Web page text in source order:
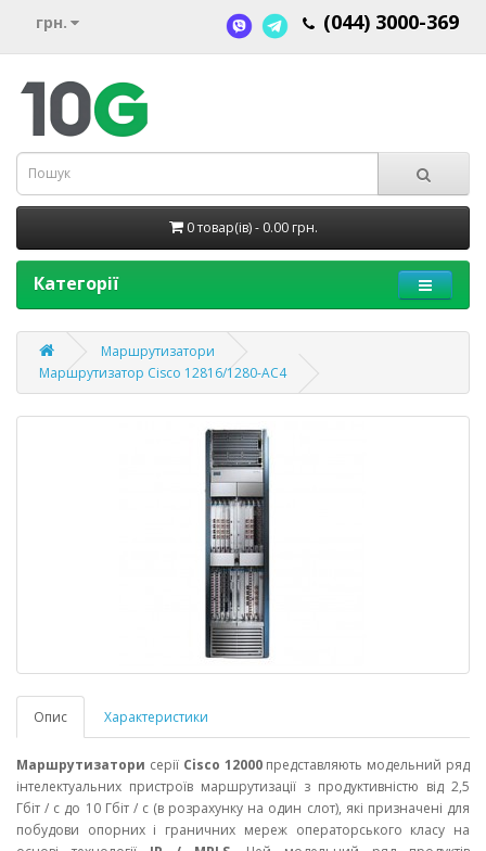
грн. (044) 3000-369
0 товар(ів) - 0.00 грн.
Категорії
Маршрутизатори
Маршрутизатор Cisco 12816/1280-AC4
Опис Характеристики
Маршрутизатори серії Cisco 12000представляють модельний ряд
інтелектуальних пристроїв маршрутизації з продуктивністю від 2,5
Гбіт / с до 10 Гбіт / с (в розрахунку на один слот), які призначені для
побудови опорних і граничних мереж операторського класу на